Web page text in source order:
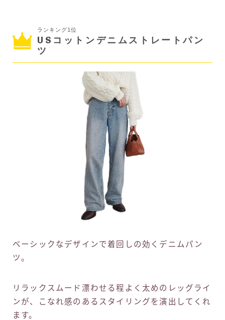
ランキング1位
USコットンデニムストレートパン
ツ
ベーシックなデザインで着回しの効くデニムパン
ツ。
リラックスムード漂わせる程よく太めのレッグライ
ンが、こなれ感のあるスタイリングを演出してくれ
ます。